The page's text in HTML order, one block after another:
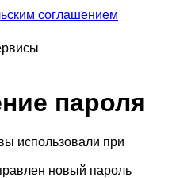
соглашением
пароля
использовали при
новый пароль